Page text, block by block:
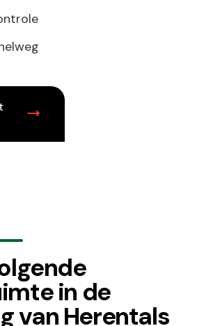
in de
van Herentals